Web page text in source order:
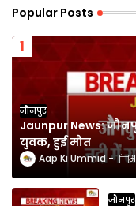
Popular Posts
जौनपुर
Jaunpur News:
युवक, हुई मौत
Aap Ki Ummid
जौनपुर